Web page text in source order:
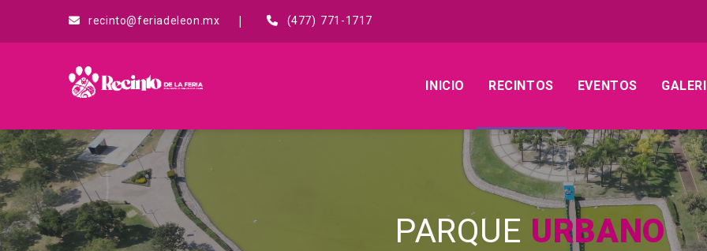
recinto@feriadeleon.mx (477) 771-1717
INICIO RECINTOS EVENTOS
PARQUE URBANO